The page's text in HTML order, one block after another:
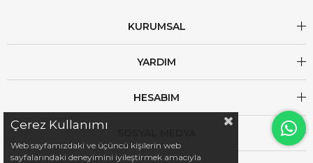
KURUMSAL
YARDIM
HESABIM
Çerez Kullanımı
Web sayfamızdaki ve üçüncü kişilerin web
sayfalarındaki deneyimini iyileştirmek amacıyla